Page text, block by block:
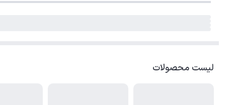
لیست محصولات